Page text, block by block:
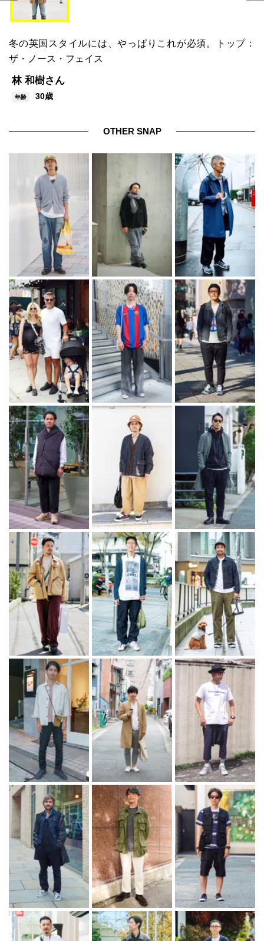
冬の英国スタイルには、やっぱりこれが必須。トップ：
ザ・ノース・フェイス
林 和樹さん
年齢 30歳
OTHER SNAP